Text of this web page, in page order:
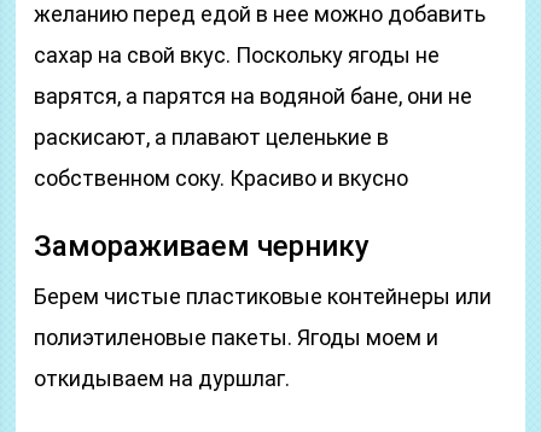
желанию перед едой в нее можно добавить
сахар на свой вкус. Поскольку ягоды не
варятся, а парятся на водяной бане, они не
раскисают, а плавают целенькие в
собственном соку. Красиво и вкусно
Замораживаем чернику
Берем чистые пластиковые контейнеры или
полиэтиленовые пакеты. Ягоды моем и
откидываем на дуршлаг.